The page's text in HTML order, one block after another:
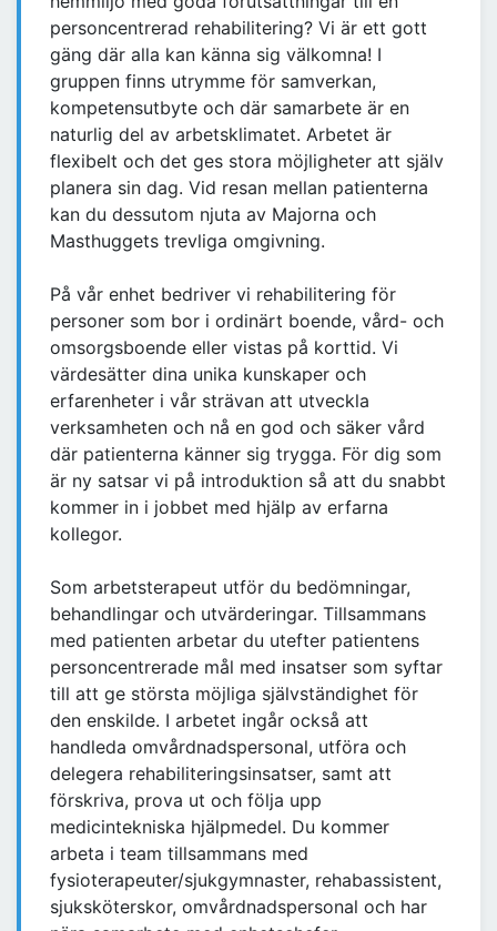
personcentrerad rehabilitering? Vi är ett gott
gäng där alla kan känna sig välkomna! I
gruppen finns utrymme för samverkan,
kompetensutbyte och där samarbete är en
naturlig del av arbetsklimatet. Arbetet är
flexibelt och det ges stora möjligheter att själv
planera sin dag. Vid resan mellan patienterna
kan du dessutom njuta av Majorna och
Masthuggets trevliga omgivning.
På vår enhet bedriver vi rehabilitering för
personer som bor i ordinärt boende, vård- och
omsorgsboende eller vistas på korttid. Vi
värdesätter dina unika kunskaper och
erfarenheter i vår strävan att utveckla
verksamheten och nå en god och säker vård
där patienterna känner sig trygga. För dig som
är ny satsar vi på introduktion så att du snabbt
kommer in i jobbet med hjälp av erfarna
kollegor.
Som arbetsterapeut utför du bedömningar,
behandlingar och utvärderingar. Tillsammans
med patienten arbetar du utefter patientens
personcentrerade mål med insatser som syftar
till att ge största möjliga självständighet för
den enskilde. I arbetet ingår också att
handleda omvårdnadspersonal, utföra och
delegera rehabiliteringsinsatser, samt att
förskriva, prova ut och följa upp
medicintekniska hjälpmedel. Du kommer
arbeta i team tillsammans med
fysioterapeuter/sjukgymnaster, rehabassistent,
sjuksköterskor, omvårdnadspersonal och har